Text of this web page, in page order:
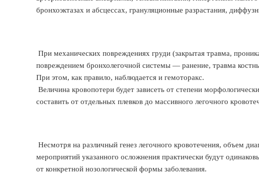
бронхоэктазах и абсцессах, грануляционные разрастания,
При механических повреждениях груди (закрытая травма,
повреждением бронхолегочной системы — ранение, травма
При этом, как правило, наблюдается и гемоторакс.
Величина кровопотери будет зависеть от степени
составить от отдельных плевков до массивного легочного
Несмотря на различный генез легочного кровотечения, объем
мероприятий указанного осложнения практически будут
от конкретной нозологической формы заболевания.